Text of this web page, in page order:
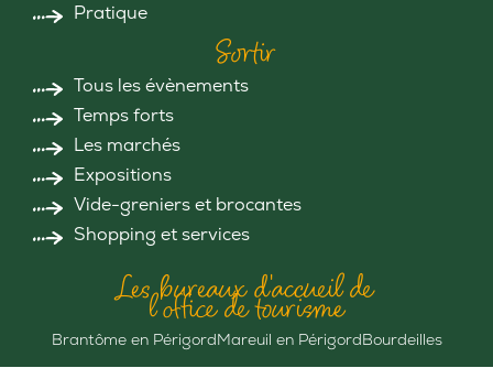
Pratique
Sortir
Tous les évènements
Temps forts
Les marchés
Expositions
Vide-greniers et brocantes
Shopping et services
Les bureaux d'accueil de
l'office de tourisme
Brantôme en PérigordMareuil en PérigordBourdeilles